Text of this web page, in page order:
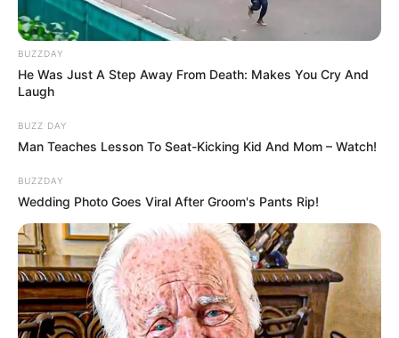
Miniszterelenök úr,
Ön és a családja visszaélt a magyar emberek
bizalmával. Önök nem a hazájukért, nem az
egészségügy fejlesztéséért vagy az oktatás
rendbetételéért és nem is a magyar vidék
megmentéséért dolgoztak, hanem a saját családjuk
gyarapodásáért.
BUZZDAY
He Was Just A Step Away From Death: Makes You Cry And
Laugh
BUZZ DAY
Man Teaches Lesson To Seat-Kicking Kid And Mom – Watch!
BUZZDAY
Wedding Photo Goes Viral After Groom's Pants Rip!